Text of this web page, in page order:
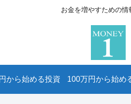
お金を増やすための情
から始める投資 100万円から始め